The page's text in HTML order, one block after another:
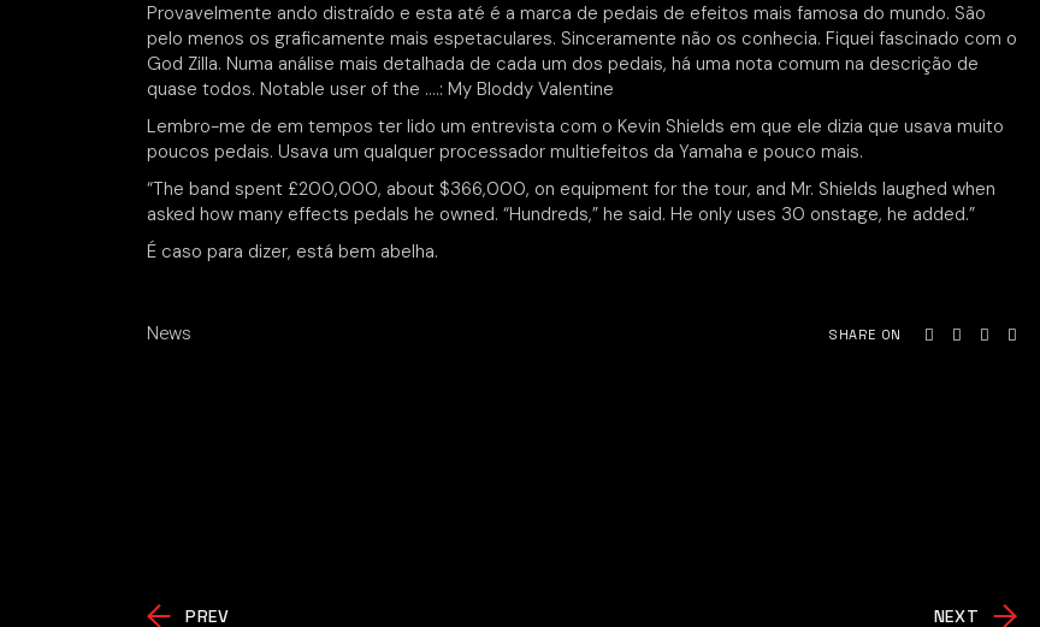
Provavelmente ando distraído e esta até é a marca de pedais de efeitos mais famosa do mundo. São
pelo menos os graficamente mais espetaculares. Sinceramente não os conhecia. Fiquei fascinado com o
God Zilla. Numa análise mais detalhada de cada um dos pedais, há uma nota comum na descrição de
quase todos. Notable user of the ….: My Bloddy Valentine
Lembro-me de em tempos ter lido um entrevista com o Kevin Shields em que ele dizia que usava muito
poucos pedais. Usava um qualquer processador multiefeitos da Yamaha e pouco mais.
“The band spent £200,000, about $366,000, on equipment for the tour, and Mr. Shields laughed when
asked how many effects pedals he owned. “Hundreds,” he said. He only uses 30 onstage, he added.”
É caso para dizer, está bem abelha.
News SHARE ON
PREV NEXT